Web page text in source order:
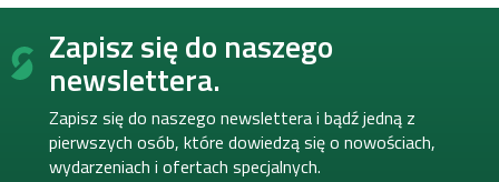
S
Zapisz się do naszego
newslettera.
Zapisz się do naszego newslettera i bądź jedną z
pierwszych osób, które dowiedzą się o nowościach,
wydarzeniach i ofertach specjalnych.